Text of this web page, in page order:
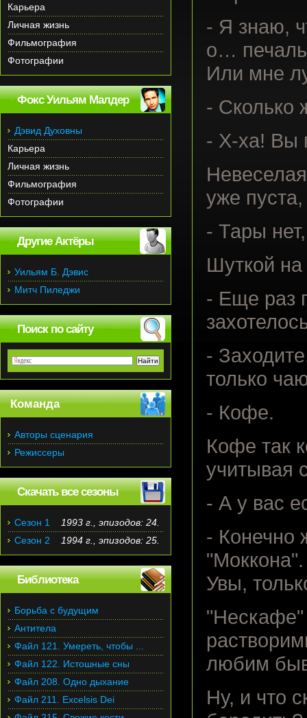
- Я знаю,
о…
Или мне
- Сколько
- Х-ха! Вы
уже
- Тары
Шуткой на
- Еще раз
-
только
- Кофе.
Кофе так
учитывая
- А у вас
- Конечно
Увы,
"Нескафе"
любим
Ну, и что
Карьера
Личная жизнь
Фильмография
Фотографии
Фокс Уильям Малдер
Дэвид Духовны
Карьера
Личная жизнь
Фильмография
Фотографии
Другие Актёры
Уильям Б. Дэвис
Митч Пиледжи
Поиск по сайту
Команда
Авторы сценария
Режиссеры
Скачать все сезоны
Сезон 1
1993 г., эпизодов: 24.
Сезон 2
1994 г., эпизодов: 25.
Библиотека
Борьба с будущим
Антитела
Файл 121. Умереть, чтобы ...
Файл 122. Истошные сны
Файл 208. Одно дыхание
Файл 211. Excelsis Dei